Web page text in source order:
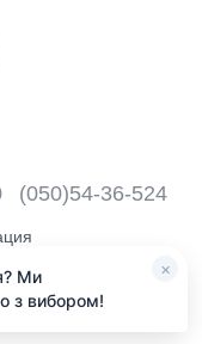
(050)54-36-524
×
Ми
з вибором!